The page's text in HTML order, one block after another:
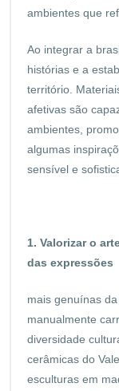
ambientes que
Ao integrar a
histórias e a
território.
afetivas são
ambientes,
algumas
sensível e
1. Valorizar o
das expressões
mais genuínas
manualmente
diversidade
cerâmicas do
esculturas em